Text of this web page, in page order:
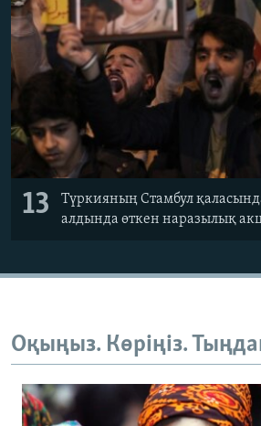
13
Түркияның Стамбул
алдында өткен наразылық
Оқыңыз. Көріңіз.